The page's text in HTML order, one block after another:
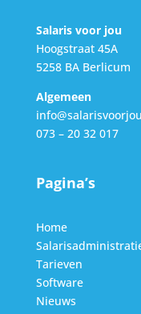
Salaris voor jou
Hoogstraat 45A
5258 BA Berlicum
Algemeen
073 – 20 32 017
Pagina’s
Home
Tarieven
Software
Nieuws